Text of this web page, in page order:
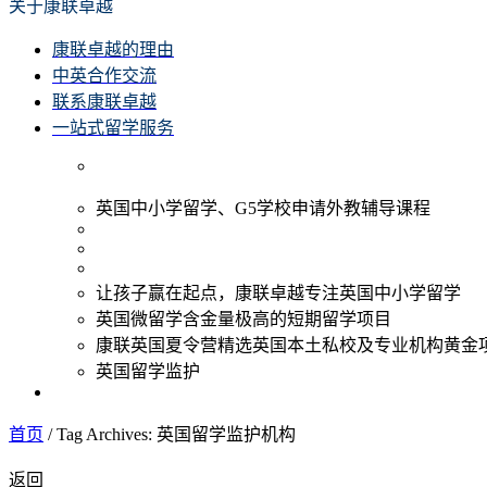
关于康联卓越
康联卓越的理由
中英合作交流
联系康联卓越
一站式留学服务
英国中小学留学、G5学校申请外教辅导课程
让孩子赢在起点，康联卓越专注英国中小学留学
英国微留学含金量极高的短期留学项目
康联英国夏令营精选英国本土私校及专业机构黄金
英国留学监护
首页 /Tag Archives: 英国留学监护机构
返回